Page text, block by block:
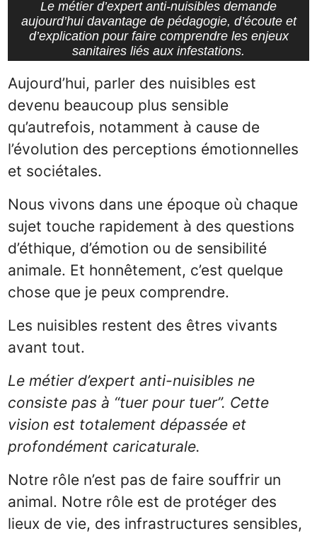
Le métier d’expert anti-nuisibles demande
aujourd’hui davantage de pédagogie, d’écoute et
d’explication pour faire comprendre les enjeux
sanitaires liés aux infestations.
Aujourd’hui, parler des nuisibles est
devenu beaucoup plus sensible
qu’autrefois, notamment à cause de
l’évolution des perceptions émotionnelles
et sociétales.
Nous vivons dans une époque où chaque
sujet touche rapidement à des questions
d’éthique, d’émotion ou de sensibilité
animale. Et honnêtement, c’est quelque
chose que je peux comprendre.
Les nuisibles restent des êtres vivants
avant tout.
Le métier d’expert anti-nuisibles ne
consiste pas à “tuer pour tuer”. Cette
vision est totalement dépassée et
profondément caricaturale.
Notre rôle n’est pas de faire souffrir un
animal. Notre rôle est de protéger des
lieux de vie, des infrastructures sensibles,